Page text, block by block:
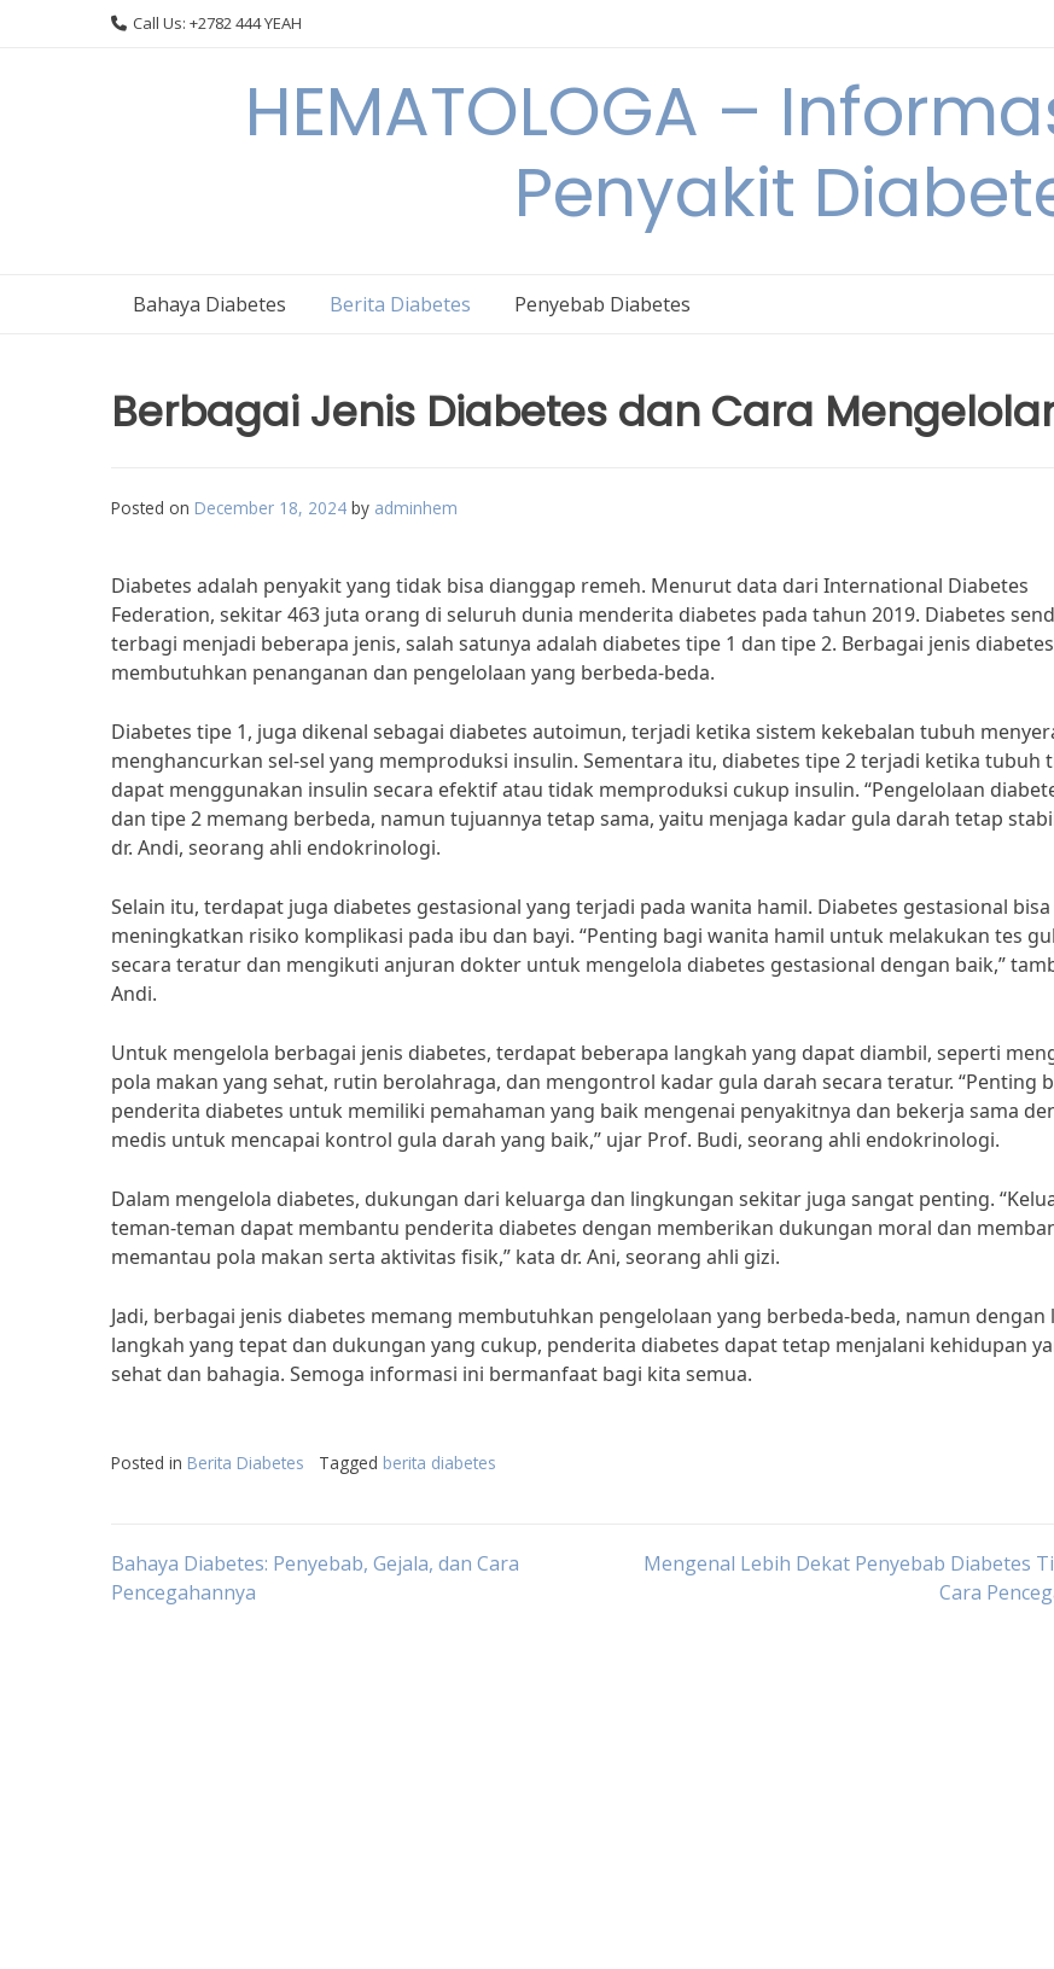
Call Us: +2782 444 YEAH
HEMATOLOGA –
Penyakit
Bahaya Diabetes Berita Diabetes Penyebab Diabetes
Berbagai Jenis Diabetes dan Cara
Posted on December 18, 2024 by adminhem
Diabetes adalah penyakit yang tidak bisa dianggap remeh. Menurut data dari International Diabetes
Federation, sekitar 463 juta orang di seluruh dunia menderita diabetes pada tahun 2019. Diabetes
terbagi menjadi beberapa jenis, salah satunya adalah diabetes tipe 1 dan tipe 2. Berbagai jenis
membutuhkan penanganan dan pengelolaan yang berbeda-beda.
Diabetes tipe 1, juga dikenal sebagai diabetes autoimun, terjadi ketika sistem kekebalan tubuh
menghancurkan sel-sel yang memproduksi insulin. Sementara itu, diabetes tipe 2 terjadi ketika tubuh
dapat menggunakan insulin secara efektif atau tidak memproduksi cukup insulin. “Pengelolaan
dan tipe 2 memang berbeda, namun tujuannya tetap sama, yaitu menjaga kadar gula darah tetap
dr. Andi, seorang ahli endokrinologi.
Selain itu, terdapat juga diabetes gestasional yang terjadi pada wanita hamil. Diabetes gestasional bisa
meningkatkan risiko komplikasi pada ibu dan bayi. “Penting bagi wanita hamil untuk melakukan tes
secara teratur dan mengikuti anjuran dokter untuk mengelola diabetes gestasional dengan baik,”
Andi.
Untuk mengelola berbagai jenis diabetes, terdapat beberapa langkah yang dapat diambil, seperti
pola makan yang sehat, rutin berolahraga, dan mengontrol kadar gula darah secara teratur. “Penting
penderita diabetes untuk memiliki pemahaman yang baik mengenai penyakitnya dan bekerja sama
medis untuk mencapai kontrol gula darah yang baik,” ujar Prof. Budi, seorang ahli endokrinologi.
Dalam mengelola diabetes, dukungan dari keluarga dan lingkungan sekitar juga sangat penting.
teman-teman dapat membantu penderita diabetes dengan memberikan dukungan moral dan
memantau pola makan serta aktivitas fisik,” kata dr. Ani, seorang ahli gizi.
Jadi, berbagai jenis diabetes memang membutuhkan pengelolaan yang berbeda-beda, namun dengan
langkah yang tepat dan dukungan yang cukup, penderita diabetes dapat tetap menjalani kehidupan
sehat dan bahagia. Semoga informasi ini bermanfaat bagi kita semua.
Posted in Berita Diabetes Tagged berita diabetes
Post
Bahaya Diabetes: Penyebab, Gejala, dan Cara
Pencegahannya
Mengenal Lebih Dekat Penyebab Diabetes
Cara